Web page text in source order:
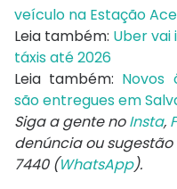
veículo na Estação
Leia também: Uber vai
táxis até 2026
Leia também: Novos
são entregues em
Siga a gente noInsta,
denúncia ou
7440 (WhatsApp).